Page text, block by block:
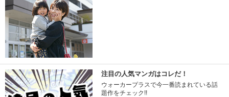
注目の人気マンガはコレだ！
ウォーカープラスで今一番読まれている話
題作をチェック!!